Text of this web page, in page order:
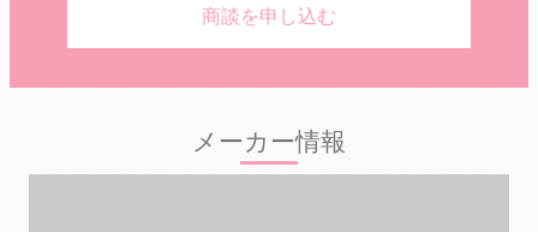
商談を申し込む
メーカー情報